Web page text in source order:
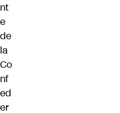
nt
e
de
la
Co
nf
ed
er